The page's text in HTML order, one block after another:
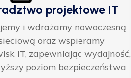
projektowe IT
i wdrażamy nowoczesną
oraz wspieramy
IT, zapewniając wydajność,
poziom bezpieczeństwa